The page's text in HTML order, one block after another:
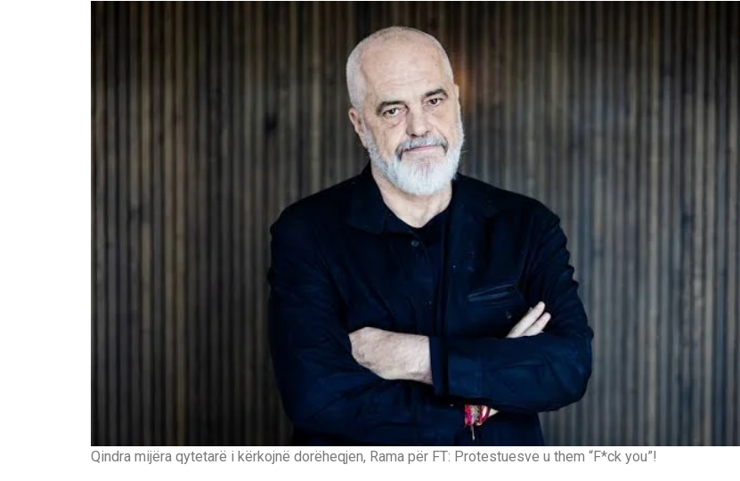
Qindra mijëra qytetarë i kërkojnë dorëheqjen, Rama për FT: Protestuesve u them “F*ck you”!